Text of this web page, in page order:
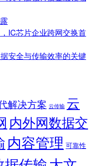
IC芯片企业跨网交换首
安全与传输效率的关键
解决方案 云传输 云
内外网数据交
内容管理 可靠性